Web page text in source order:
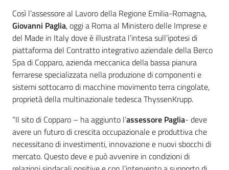
Così l’assessore al Lavoro della Regione Emilia-Romagna,
Giovanni Paglia, oggi a Roma al Ministero delle Imprese e
del Made in Italy dove è illustrata l’intesa sull’ipotesi di
piattaforma del Contratto integrativo aziendale della Berco
Spa di Copparo, azienda meccanica della bassa pianura
ferrarese specializzata nella produzione di componenti e
sistemi sottocarro di macchine movimento terra cingolate,
proprietà della multinazionale tedesca ThyssenKrupp.
“Il sito di Copparo – ha aggiunto l’assessore Paglia- deve
avere un futuro di crescita occupazionale e produttiva che
necessitano di investimenti, innovazione e nuovi sbocchi di
mercato. Questo deve e può avvenire in condizioni di